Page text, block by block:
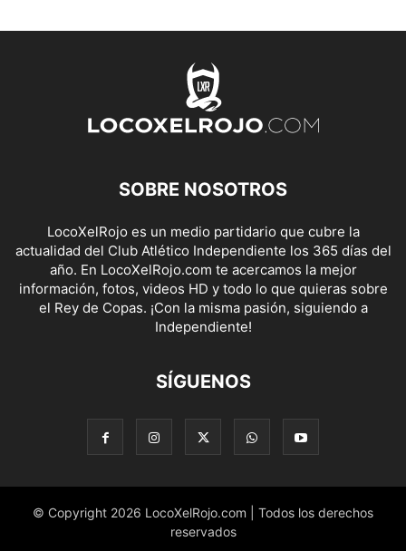
SOBRE NOSOTROS
LocoXelRojo es un medio partidario que cubre la
actualidad del Club Atlético Independiente los 365 días del
año. En LocoXelRojo.com te acercamos la mejor
información, fotos, videos HD y todo lo que quieras sobre
el Rey de Copas. ¡Con la misma pasión, siguiendo a
Independiente!
SÍGUENOS
© Copyright 2026 LocoXelRojo.com | Todos los derechos
reservados